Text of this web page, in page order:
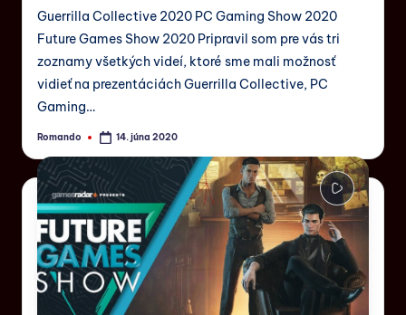
Guerrilla Collective 2020 PC Gaming Show 2020
Future Games Show 2020 Pripravil som pre vás tri
zoznamy všetkých videí, ktoré sme mali možnosť
vidieť na prezentáciách Guerrilla Collective, PC
Gaming…
Romando 14. júna 2020